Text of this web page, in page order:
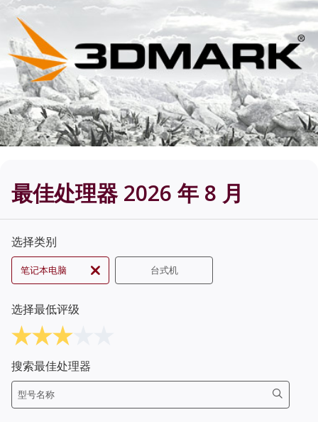
最佳处理器 2026 年 8 月
选择类别
笔记本电脑 台式机
选择最低评级
搜索最佳处理器